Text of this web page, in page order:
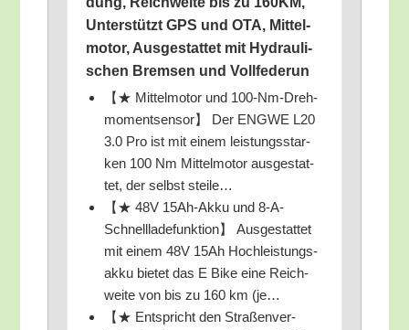
Unter­stützt GPS und OTA, Mit­tel­
mo­tor, Aus­ge­stat­tet mit Hydrau­li­
schen Brem­sen und Vollfederun
【★ Mit­tel­mo­tor und 100-Nm-Dreh­
mo­ment­sen­sor】 Der ENGWE L20
3.0 Pro ist mit einem leis­tungs­star­
ken 100 Nm Mit­tel­mo­tor aus­ge­stat­
tet, der selbst steile…
【★ 48V 15Ah-Akku und 8‑A-
Schnell­la­de­funk­ti­on】 Aus­ge­stat­tet
mit einem 48V 15Ah Hoch­leis­tungs­
ak­ku bie­tet das E Bike eine Reich­
wei­te von bis zu 160 km (je…
【★ Ent­spricht den Stra­ßen­ver­